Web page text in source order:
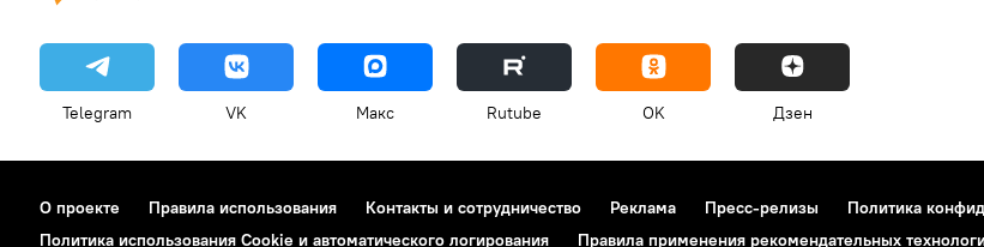
Telegram VK Макс Rutube OK Дзен
О проекте Правила использования Контакты и сотрудничество Реклама Пресс-релизы
Политика
Политика использования Cookie и автоматического логирования
Правила применения рекомендательных